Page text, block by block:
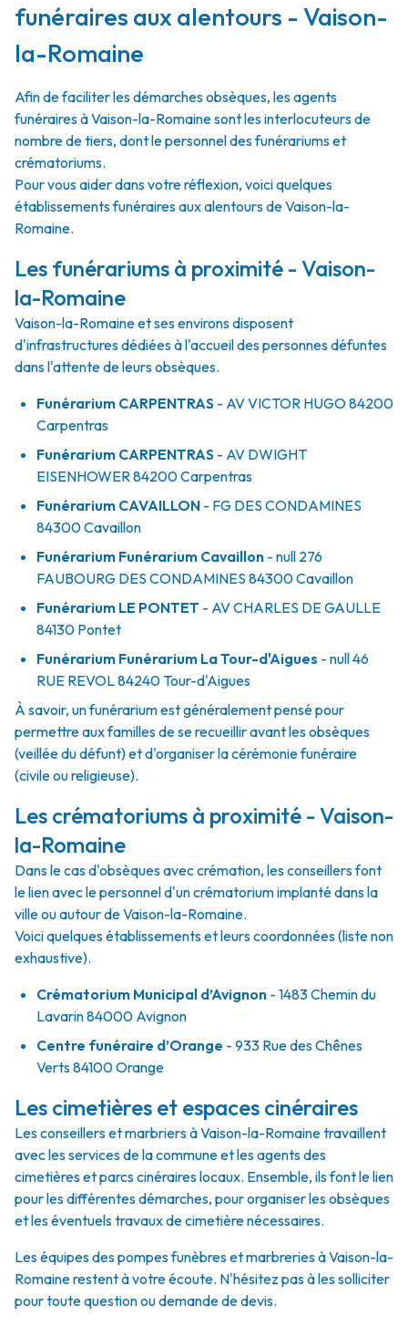
funéraires aux alentours - Vaison-
la-Romaine
Afin de faciliter les démarches obsèques, les agents
funéraires à Vaison-la-Romaine sont les interlocuteurs de
nombre de tiers, dont le personnel des funérariums et
crématoriums.
Pour vous aider dans votre réflexion, voici quelques
établissements funéraires aux alentours de Vaison-la-
Romaine.
Les funérariums à proximité - Vaison-
la-Romaine
Vaison-la-Romaine et ses environs disposent
d'infrastructures dédiées à l'accueil des personnes défuntes
dans l'attente de leurs obsèques.
Funérarium CARPENTRAS - AVVICTOR HUGO84200
Carpentras
Funérarium CARPENTRAS - AV DWIGHT
EISENHOWER84200Carpentras
Funérarium CAVAILLON - FG DES CONDAMINES
84300Cavaillon
Funérarium Funérarium Cavaillon - null 276
FAUBOURG DES CONDAMINES 84300Cavaillon
Funérarium LE PONTET - AVCHARLES DE GAULLE
84130 Pontet
Funérarium Funérarium La Tour-d'Aigues - null46
RUE REVOL84240 Tour-d'Aigues
À savoir, un funérarium est généralement pensé pour
permettre aux familles de se recueillir avant les obsèques
(veillée du défunt) et d'organiser la cérémonie funéraire
(civile ou religieuse).
Les crématoriums à proximité - Vaison-
la-Romaine
Dans le cas d'obsèques avec crémation, les conseillers font
le lien avec le personnel d'un crématorium implanté dans la
ville ou autour de Vaison-la-Romaine.
Voici quelques établissements et leurs coordonnées (liste non
exhaustive).
Crématorium Municipal d’Avignon - 1483 Chemin du
Lavarin 84000 Avignon
Centre funéraire d’Orange - 933 Rue des Chênes
Verts 84100 Orange
Les cimetières et espaces cinéraires
Les conseillers et marbriers à Vaison-la-Romaine travaillent
avec les services de la commune et les agents des
cimetières et parcs cinéraires locaux. Ensemble, ils font le lien
pour les différentes démarches, pour organiser les obsèques
et les éventuels travaux de cimetière nécessaires.
Les équipes des pompes funèbres et marbreries à Vaison-la-
Romaine restent à votre écoute. N'hésitez pas à les solliciter
pour toute question ou demande de devis.